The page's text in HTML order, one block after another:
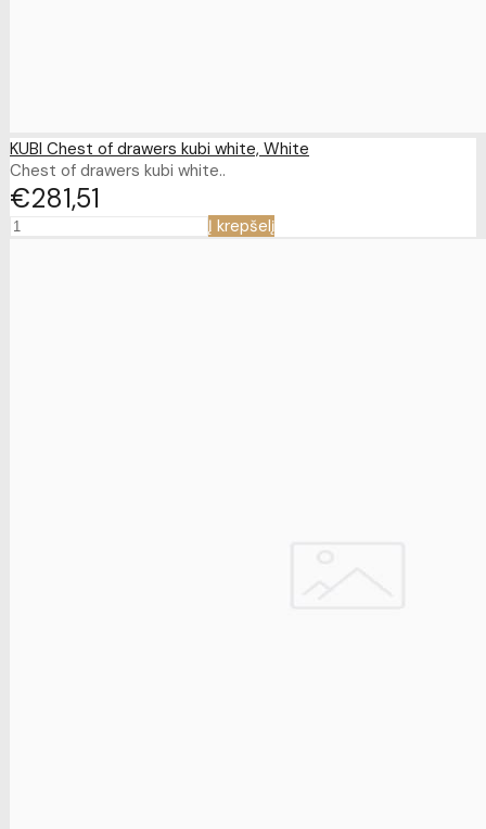
KUBI Chest of drawers kubi white, White
Chest of drawers kubi white..
€281 51
Į krepšelį